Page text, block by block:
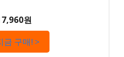
원
금 구매! >